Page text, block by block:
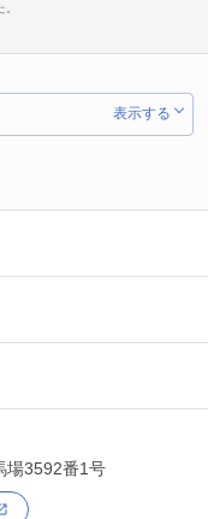
表示する
場3592番1号